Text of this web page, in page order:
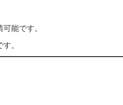
能です。
。